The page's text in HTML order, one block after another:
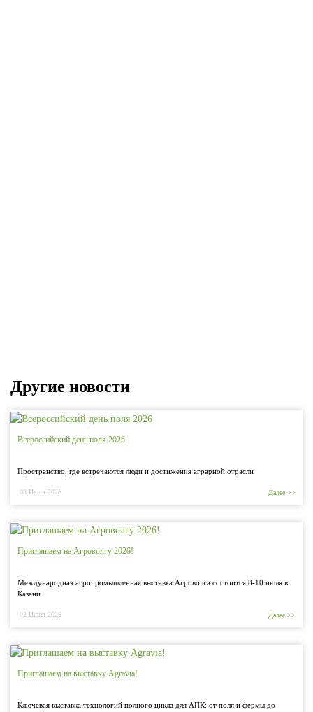
Другие новости
Всероссийский день поля 2026
Пространство, где встречаются люди и достижения аграрной отрасли
08 Июля 2026 Далее >>
Приглашаем на Агроволгу 2026!
Международная агропромышленная выставка Агроволга состоится 8-10 июля в
Казани
02 Июня 2026 Далее >>
Приглашаем на выставку Agravia!
Ключевая выставка технологий полного цикла для АПК: от поля и фермы до